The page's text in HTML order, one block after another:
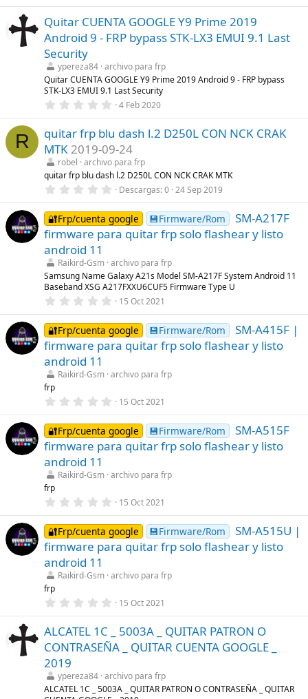
s
)
0
0
e
s
e
l
a
s
Quitar CUENTA GOOGLE Y9 Prime 2019
Android 9 - FRP bypass STK-LX3 EMUI 9.1 Last
Security
ypereza84 archivo para frp
Quitar CUENTA GOOGLE Y9 Prime 2019 Android 9 - FRP bypass
STK-LX3 EMUI 9.1 Last Security
0
0
0
e
s
t
r
e
l
a
(
s
)
4 Feb 2020
R
quitar frp blu dash l.2 D250L CON NCK CRAK
MTK 2019-09-24
robel
archivo para frp
quitar frp blu dash l.2 D250L CON NCK CRAK MTK
0
0
0
e
s
e
l
l
a
s
)
Descargas 0 24 Sep 2019
🔐Frp/cuenta google 💾Firmware/Rom
SM-A217F
firmware para quitar frp solo flashear y listo
android 11
Raikird-Gsm archivo para frp
Samsung Name Galaxy A21s Model SM-A217F System Android 11
Baseband XSG A217FXXU6CUF5 Firmware Type U
0
0
0
e
s
e
a
(
s
)
15 Oct 2021
🔐Frp/cuenta google 💾Firmware/Rom
SM-A415F |
firmware para quitar frp solo flashear y listo
android 11
Raikird-Gsm archivo para frp
frp
0
0
0
e
s
e
a
(
s
)
15 Oct 2021
🔐Frp/cuenta google 💾Firmware/Rom
SM-A515F
firmware para quitar frp solo flashear y listo
android 11
Raikird-Gsm archivo para frp
frp
0
0
0
e
s
e
a
(
)
15 Oct 2021
🔐Frp/cuenta google 💾Firmware/Rom
SM-A515U |
firmware para quitar frp solo flashear y listo
android 11
Raikird-Gsm archivo para frp
frp
0
0
e
s
e
l
15 Oct 2021
ALCATEL 1C _ 5003A _ QUITAR PATRON O
CONTRASEÑA _ QUITAR CUENTA GOOGLE _
2019
ypereza84 archivo para frp
ALCATEL 1C _ 5003A _ QUITAR PATRON O CONTRASEÑA _ QUITAR